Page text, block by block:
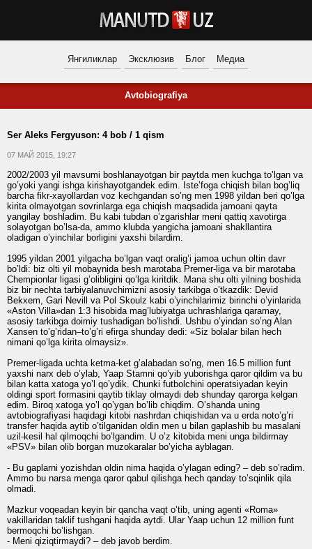
Янгиликлар Эксклюзив Блог Медиа
Avtobiografiya
Ser Aleks Fergyuson: 4 bob / 1 qism
07 МАЙ 2015, 19:27
2002/2003 yil mavsumi boshlanayotgan bir paytda men kuchga to’lgan va
go’yoki yangi ishga kirishayotgandek edim. Iste’foga chiqish bilan bog’liq
barcha fikr-xayollardan voz kechgandan so’ng men 1998 yildan beri qo’lga
kirita olmayotgan sovrinlarga ega chiqish maqsadida jamoani qayta
yangilay boshladim. Bu kabi tubdan o’zgarishlar meni qattiq xavotirga
solayotgan bo’lsa-da, ammo klubda yangicha jamoani shakllantira
oladigan o’yinchilar borligini yaxshi bilardim.
1995 yildan 2001 yilgacha bo’lgan vaqt oralig’i jamoa uchun oltin davr
bo’ldi: biz olti yil mobaynida besh marotaba Premer-liga va bir marotaba
Chempionlar ligasi g’olibligini qo’lga kiritdik. Mana shu olti yilning boshida
biz bir nechta tarbiyalanuvchimizni asosiy tarkibga o’tkazdik: Devid
Bekxem, Gari Nevill va Pol Skoulz kabi o’yinchilarimiz birinchi o’yinlarida
«Aston Villa»dan 1:3 hisobida mag’lubiyatga uchrashlariga qaramay,
asosiy tarkibga doimiy tushadigan bo’lishdi. Ushbu o’yindan so’ng Alan
Xansen to’g’ridan–to’g’ri efirga shunday dedi: «Siz bolalar bilan hech
nimani qo’lga kirita olmaysiz».
Premer-ligada uchta ketma-ket g’alabadan so’ng, men 16.5 million funt
yaxshi narx deb o’ylab, Yaap Stamni qo’yib yuborishga qaror qildim va bu
bilan katta xatoga yo’l qo’ydik. Chunki futbolchini operatsiyadan keyin
oldingi sport formasini qaytib tiklay olmaydi deb shunday qarorga kelgan
edim. Biroq xatoga yo’l qo’ygan bo’lib chiqdim. O’shanda uning
avtobiografiyasi haqidagi kitobi nashrdan chiqishidan va u erda noto’g’ri
transfer haqida aytib o’tilganidan oldin men u bilan gaplashib bu masalani
uzil-kesil hal qilmoqchi bo’lgandim. U o’z kitobida meni unga bildirmay
«PSV» bilan olib borgan muzokaralar bo’yicha ayblagan.
- Bu gaplarni yozishdan oldin nima haqida o’ylagan eding? – deb so’radim.
Ammo bu narsa menga qaror qabul qilishga hech qanday to’sqinlik qila
olmadi.
Mazkur voqeadan keyin bir qancha vaqt o’tib, uning agenti «Roma»
vakillaridan taklif tushgani haqida aytdi. Ular Yaap uchun 12 million funt
bermoqchi bo’lishgan.
- Meni qiziqtirmaydi? – deb javob berdim.